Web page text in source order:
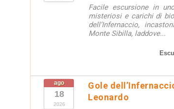
Facile escursione in
misteriosi e carichi di
dell’Infernaccio,
Monte Sibilla, laddove...
ago
18
2026
Gole
Leonardo